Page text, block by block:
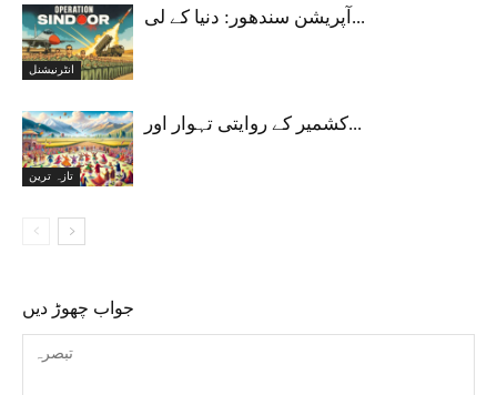
انٹرنیشنل
آپریشن سندھور: دنیا کے لی...
تازہ ترین
کشمیر کے روایتی تہوار اور...
جواب چھوڑ دیں